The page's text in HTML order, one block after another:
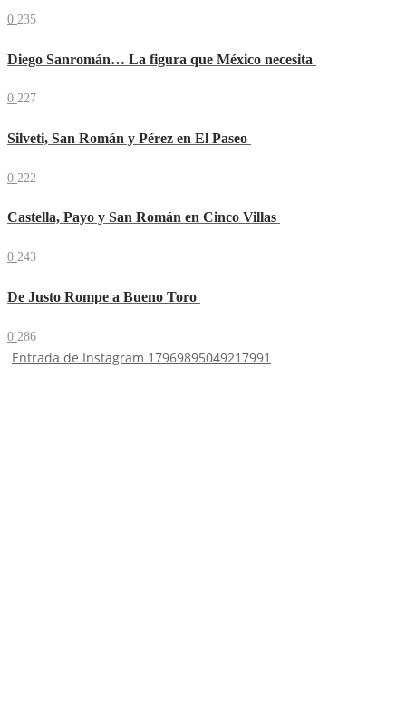
0 235
Diego Sanromán… La figura que México necesita
0 227
Silveti, San Román y Pérez en El Paseo
0 222
Castella, Payo y San Román en Cinco Villas
0 243
De Justo Rompe a Bueno Toro
0 286
Entrada de Instagram 17969895049217991